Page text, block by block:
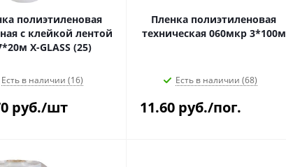
полиэтиленовая
с клейкой лентой
X-GLASS (25)
Есть в наличии (16)
руб./шт
Пленка полиэтиленовая
техническая 060мкр 3*100м
Есть в наличии (68)
11.60 руб./пог.